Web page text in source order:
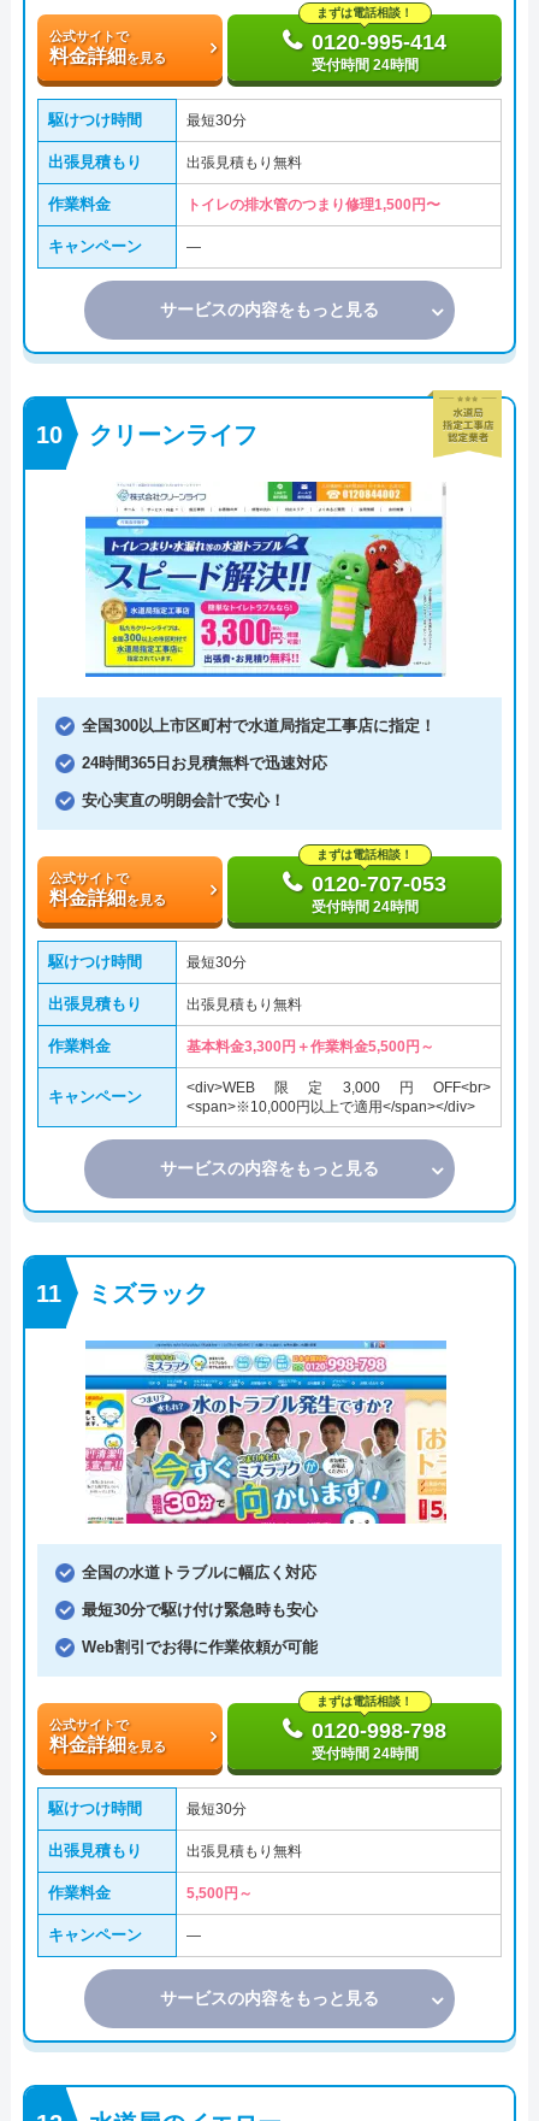
公式サイトで
料金詳細を見る
まずは電話相談！
0120-995-414
受付時間 24時間
駆けつけ時間 最短30分
出張見積もり 出張見積もり無料
作業料金 トイレの排水管のつまり修理1,500円〜
キャンペーン ―
サービスの内容をもっと見る
クリーンライフ
全国300以上市区町村で水道局指定工事店に指定！
24時間365日お見積無料で迅速対応
安心実直の明朗会計で安心！
公式サイトで
料金詳細を見る
まずは電話相談！
0120-707-053
受付時間 24時間
駆けつけ時間 最短30分
出張見積もり 出張見積もり無料
作業料金 基本料金3,300円＋作業料金5,500円～
キャンペーン
<div>WEB限定3,000円OFF<br>
<span>※10,000円以上で適用</span></div>
サービスの内容をもっと見る
ミズラック
全国の水道トラブルに幅広く対応
最短30分で駆け付け緊急時も安心
Web割引でお得に作業依頼が可能
公式サイトで
料金詳細を見る
まずは電話相談！
0120-998-798
受付時間 24時間
駆けつけ時間 最短30分
出張見積もり 出張見積もり無料
作業料金 5,500円～
キャンペーン ―
サービスの内容をもっと見る